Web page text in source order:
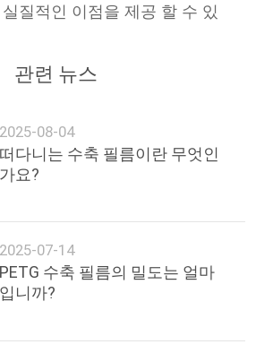
질적인 이점을 제공 할 수 있
관련 뉴스
2025-08-04
떠다니는 수축 필름이란 무엇인
가요?
2025-07-14
PETG 수축 필름의 밀도는 얼마
입니까?